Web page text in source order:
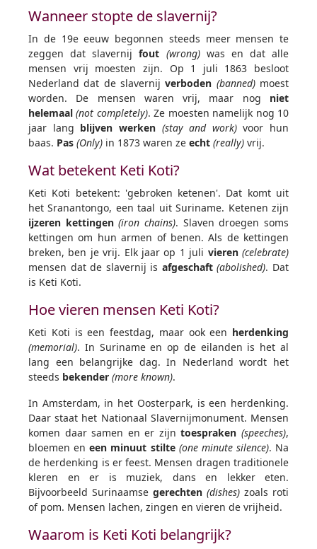
Wanneer stopte de slavernij?
In de 19e eeuw begonnen steeds meer mensen te
zeggen dat slavernijfout (wrong)was en dat alle
mensen vrij moesten zijn. Op 1 juli 1863 besloot
Nederland dat de slavernijverboden (banned)moest
worden. De mensen waren vrij, maar nog niet
helemaal (not completely). Ze moesten namelijk nog 10
jaar lang blijven werken (stay and work)voor hun
baas. Pas (Only) in 1873 waren ze echt (really) vrij.
Wat betekent Keti Koti?
Keti Koti betekent: 'gebroken ketenen'. Dat komt uit
het Sranantongo, een taal uit Suriname. Ketenen zijn
ijzeren kettingen (iron chains). Slaven droegen soms
kettingen om hun armen of benen. Als de kettingen
breken, ben je vrij. Elk jaar op 1 juli vieren (celebrate)
mensen dat de slavernij is afgeschaft (abolished). Dat
is Keti Koti.
Hoe vieren mensen Keti Koti?
Keti Koti is een feestdag, maar ook een herdenking
(memorial). In Suriname en op de eilanden is het al
lang een belangrijke dag. In Nederland wordt het
steeds bekender (more known).
In Amsterdam, in het Oosterpark, is een herdenking.
Daar staat het Nationaal Slavernijmonument. Mensen
komen daar samen en er zijntoespraken (speeches),
bloemen eneen minuut stilte (one minute silence). Na
de herdenking is er feest. Mensen dragen traditionele
kleren en er is muziek, dans en lekker eten.
Bijvoorbeeld Surinaamse gerechten (dishes) zoals roti
of pom. Mensen lachen, zingen en vieren de vrijheid.
Waarom is Keti Koti belangrijk?